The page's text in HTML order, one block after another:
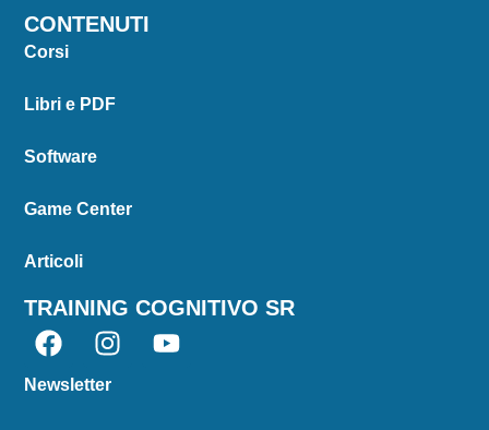
CONTENUTI
Corsi
Libri e PDF
Software
Game Center
Articoli
TRAINING COGNITIVO SR
Newsletter